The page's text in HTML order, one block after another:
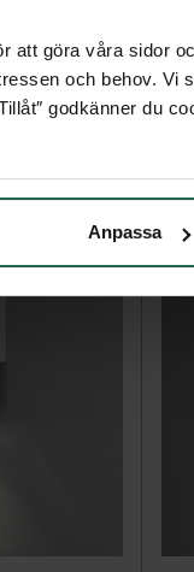
att göra våra sidor
och behov. Vi
godkänner du
Anpassa